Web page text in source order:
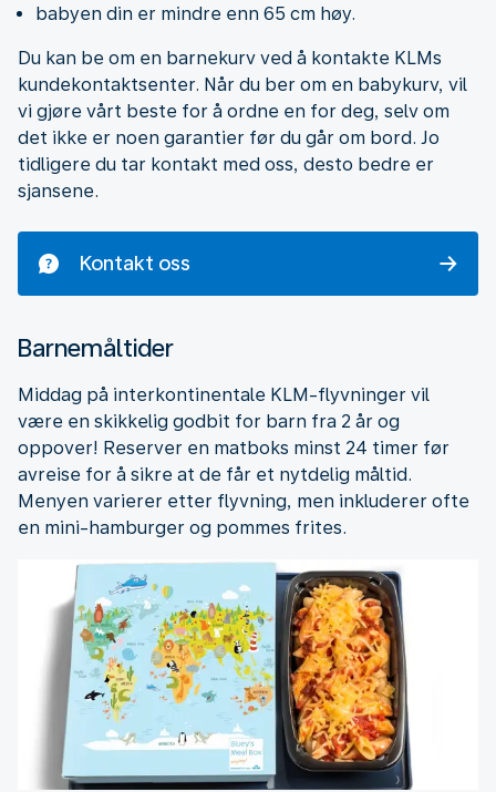
babyen din er mindre enn 65 cm høy.
Du kan be om en barnekurv ved å kontakte KLMs
kundekontaktsenter. Når du ber om en babykurv, vil
vi gjøre vårt beste for å ordne en for deg, selv om
det ikke er noen garantier før du går om bord. Jo
tidligere du tar kontakt med oss, desto bedre er
sjansene.
Kontakt oss
Barnemåltider
Middag på interkontinentale KLM-flyvninger vil
være en skikkelig godbit for barn fra 2 år og
oppover! Reserver en matboks minst 24 timer før
avreise for å sikre at de får et nytdelig måltid.
Menyen varierer etter flyvning, men inkluderer ofte
en mini-hamburger og pommes frites.